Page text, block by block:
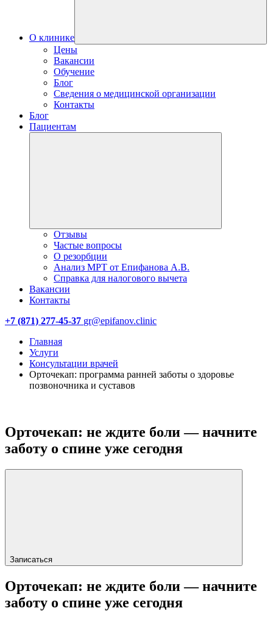
О клинике
Цены
Вакансии
Обучение
Блог
Сведения о медицинской организации
Контакты
Блог
Пациентам
Отзывы
Частые вопросы
О резорбции
Анализ МРТ от Епифанова А.В.
Справка для налогового вычета
Вакансии
Контакты
+7 (871) 277-45-37 gr@epifanov.clinic
Главная
Услуги
Консультации врачей
Орточекап: программа ранней заботы о здоровье
позвоночника и суставов
Орточекап: не ждите боли — начните
заботу о спине уже сегодня
Записаться
Орточекап: не ждите боли — начните
заботу о спине уже сегодня